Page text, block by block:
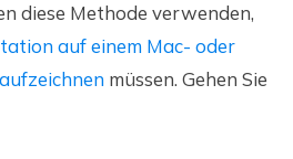
diese Methode verwenden,
auf einem Mac- oder
müssen. Gehen Sie